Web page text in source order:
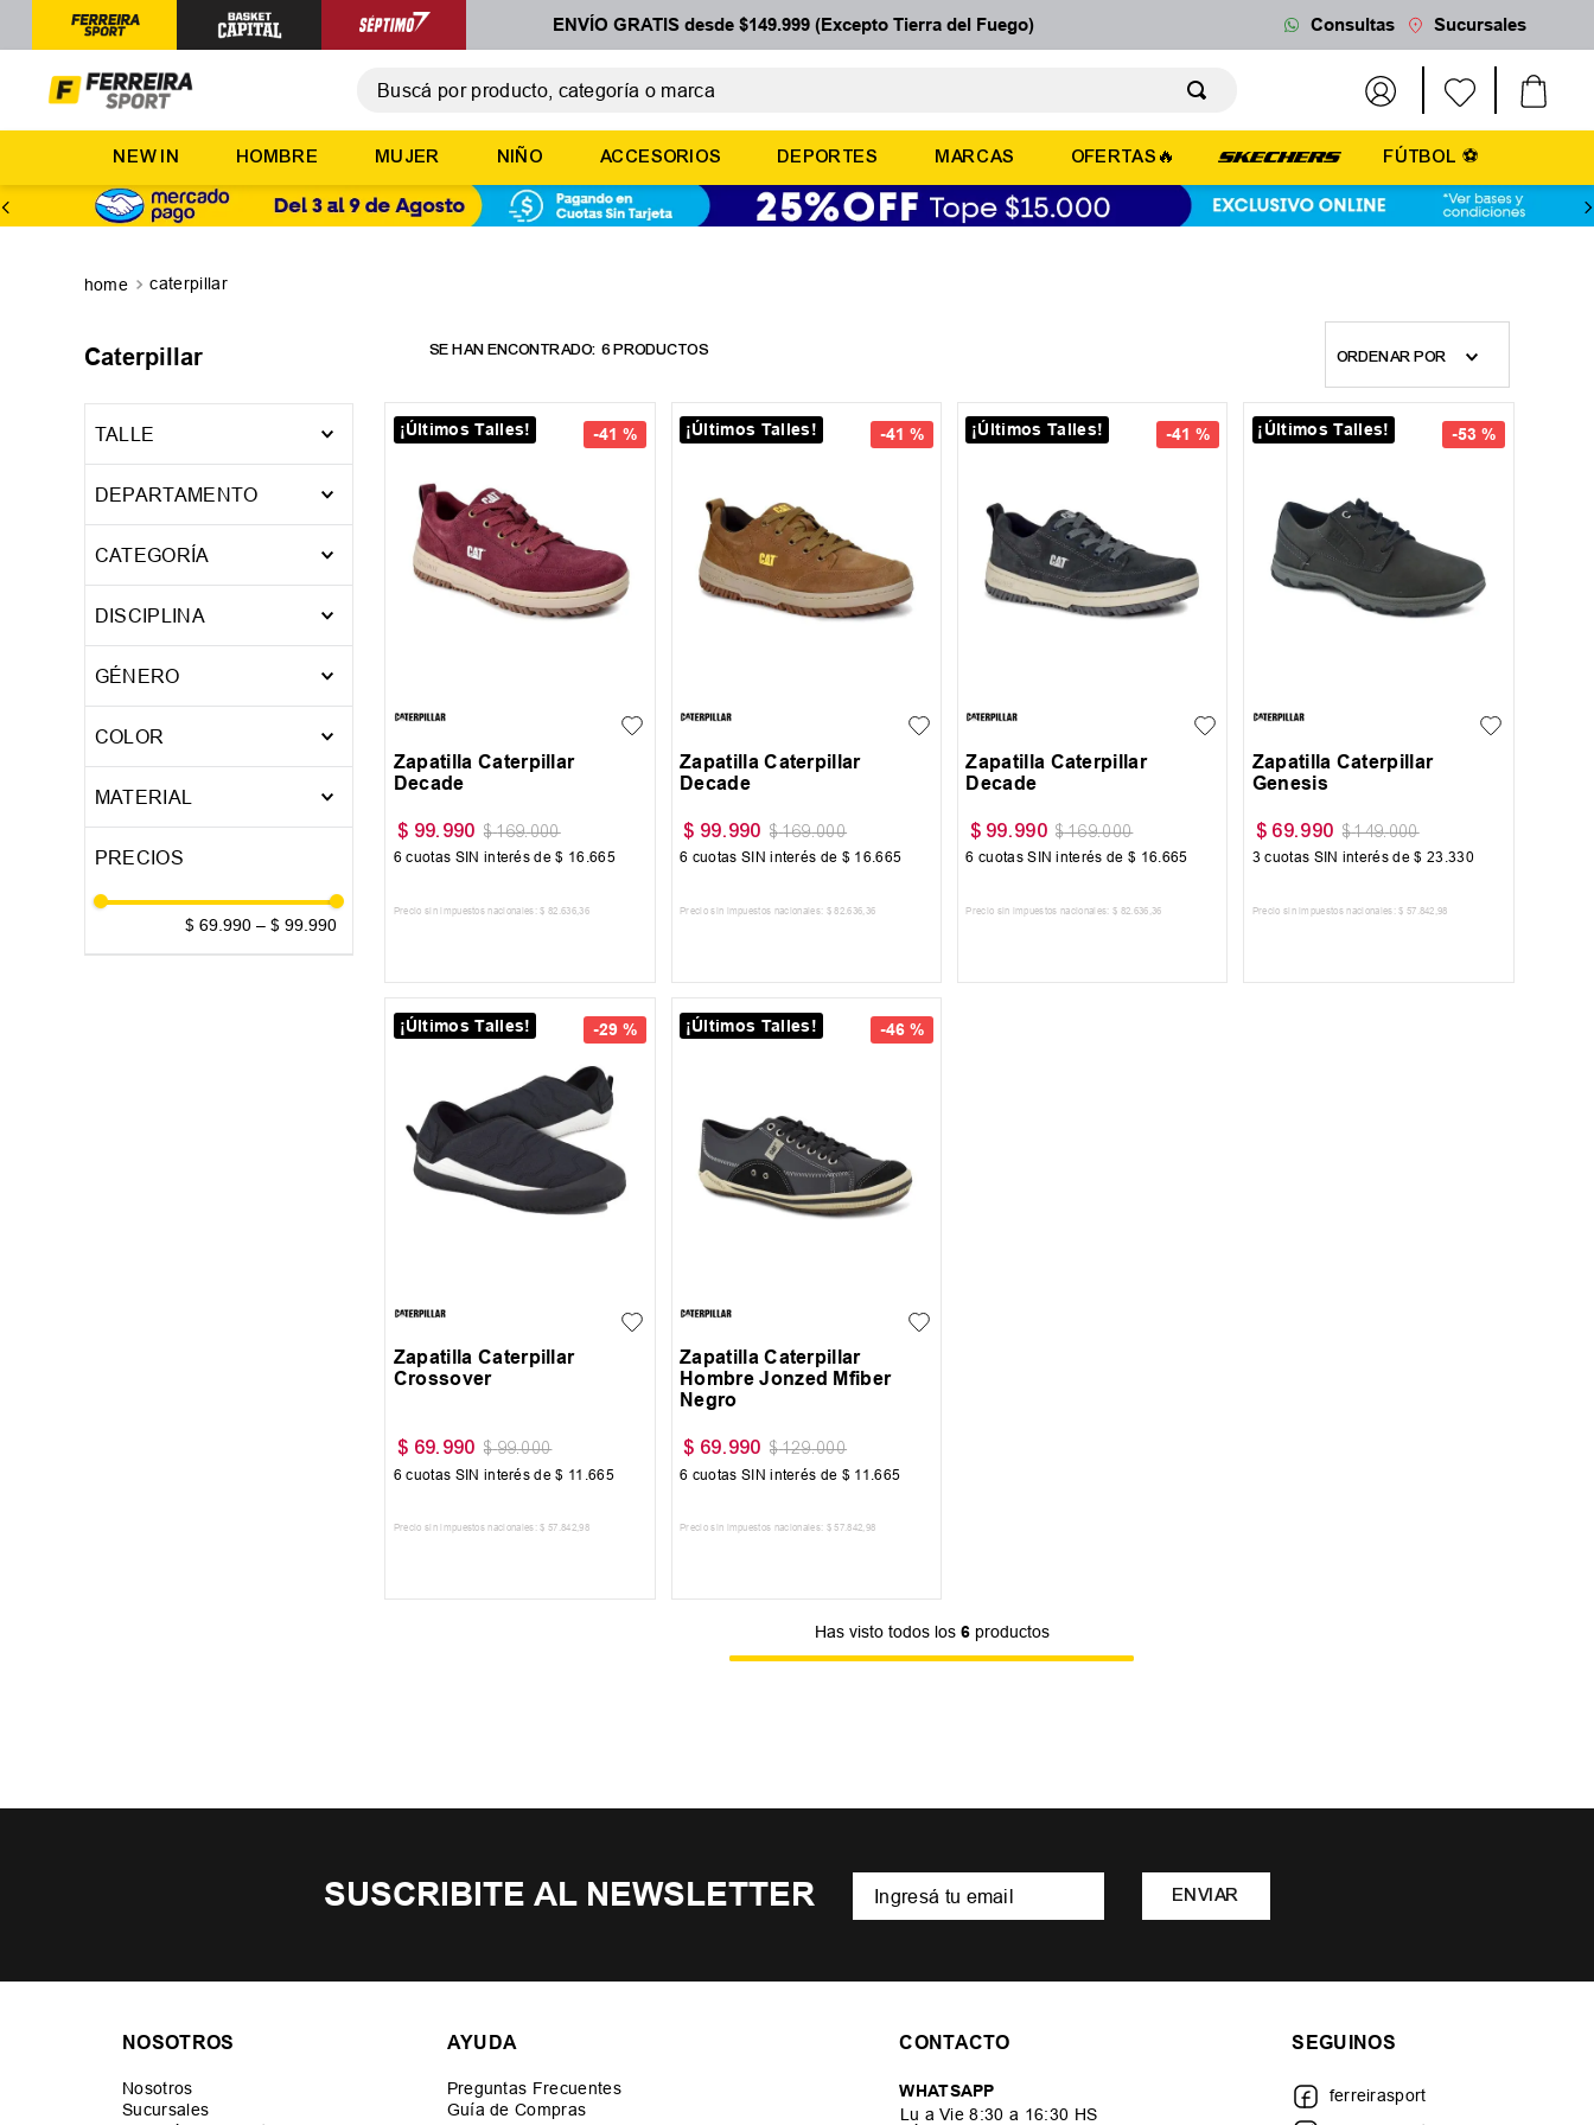
ENVÍO GRATIS desde $149.999 (Excepto Tierra del Fuego) Consultas Sucursales
NEW IN HOMBRE MUJER NIÑO ACCESORIOS DEPORTES MARCAS OFERTAS🔥 FÚTBOL ⚽
caterpillar
Caterpillar
DEPARTAMENTO
CALZADO
CATEGORÍA
DISCIPLINA
GÉNERO
COLOR
MARRON
MATERIAL
TALLE
39 40
44
$ 69.990 – $ 99.990
6PRODUCTOS ORDENAR POR
-41 %
¡Últimos Talles!
Zapatilla Caterpillar
Decade
$ 99. 990 $ 169.000
6 cuotas SIN interés de$ 16 .665
Precio sin impuestos nacionales: $ 82 .636,36
-41 %
¡Últimos Talles!
Zapatilla Caterpillar
Decade
$ 99.990 $ 169.000
6 cuotas SIN interés de $ 16.665
Precio sin impuestos nacionales: $ 82.636,36
-41 %
¡Últimos Talles!
Zapatilla Caterpillar
Decade
$ 99.990 $ 169.000
6 cuotas SIN interés de$ 16.665
Precio sin impuestos nacionales: $ 82.636 ,36
-53 %
¡Últimos Talles!
Zapatilla Caterpillar
Genesis
$ 69.990 $ 149.000
3 cuotas SIN interés de$ 23 .330
Precio sin impuestos nacionales: $ 57 .842 ,98
-29 %
¡Últimos Talles!
Zapatilla Caterpillar
Crossover
$ 69. 990 $ 99.000
6 cuotas SIN interés de$ 11 .665
Precio sin impuestos nacionales: $ 57 .842,98
-46 %
¡Últimos Talles!
Zapatilla Caterpillar
Hombre Jonzed Mfiber
Negro
$ 69.990 $ 129.000
6 cuotas SIN interés de $ 11 .665
Precio sin impuestos nacionales: $ 57.842,98
Has visto todos los 6productos
SUSCRIBITE AL NEWSLETTER ENVIAR
NOSOTROS
Nosotros
Sucursales
AYUDA
Preguntas Frecuentes
Guía de Compras
CONTACTO
WHATSAPP
Lu a Vie 8:30 a 16:30 HS
SEGUINOS
ferreirasport
TÉRMINOS MÁS BUSCADOS
2.
basquet
5. medias